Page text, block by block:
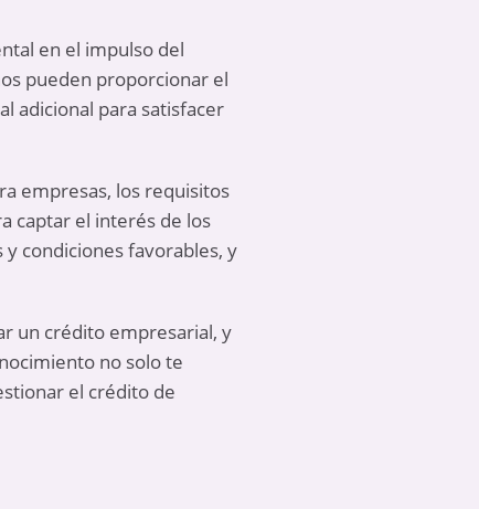
en el impulso del
pueden proporcionar el
adicional para satisfacer
empresas, los requisitos
captar el interés de los
condiciones favorables, y
un crédito empresarial, y
no solo te
el crédito de